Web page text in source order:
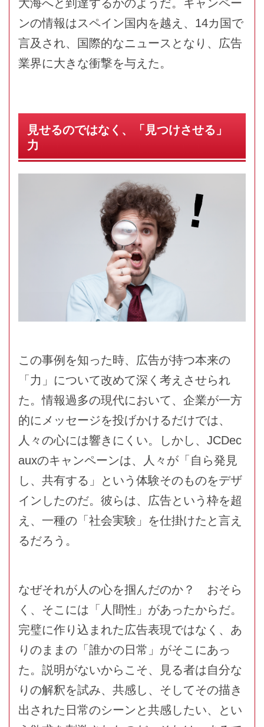
大海へと到達するかのようだ。キャンペー
ンの情報はスペイン国内を越え、14カ国で
言及され、国際的なニュースとなり、広告
業界に大きな衝撃を与えた。
見せるのではなく、「見つけさせる」
力
この事例を知った時、広告が持つ本来の
「力」について改めて深く考えさせられ
た。情報過多の現代において、企業が一方
的にメッセージを投げかけるだけでは、
人々の心には響きにくい。しかし、JCDec
auxのキャンペーンは、人々が「自ら発見
し、共有する」という体験そのものをデザ
インしたのだ。彼らは、広告という枠を超
え、一種の「社会実験」を仕掛けたと言え
るだろう。
なぜそれが人の心を掴んだのか？ おそら
く、そこには「人間性」があったからだ。
完璧に作り込まれた広告表現ではなく、あ
りのままの「誰かの日常」がそこにあっ
た。説明がないからこそ、見る者は自分な
りの解釈を試み、共感し、そしてその描き
出された日常のシーンと共感したい、とい